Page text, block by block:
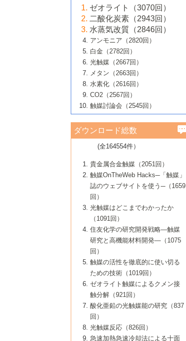
大学：オンライン・対面開催）
6号 メタン転換技術の最新動向
B号 第125回触媒討論会（2020年・工学
院大学）
5号 固体触媒による含窒素有機化合物変
換の最前線
6号 貴金属使用量低減に向けた自動車排
ガス浄化触媒の開発
B号 第123回触媒討論会（2019年・大阪
B号 第121回触媒討論会（2018年・東京
大学）
5号 水素のふるまいを解き明かす最先端
研究
6号 低級アルカンの有効利用のための触
媒技術
B号 第119回触媒討論会（2017年・首都
大学東京）
媒技術
3号 触媒研究の最先端～とびたて若き研究
者たち～（1）
4号 触媒研究の最先端～とびたて若き研究
者たち～（2）
5号 触媒研究の最先端～とびたて若き研究
者たち～（3）
6号 イオニクス材料と燃料電池・電解合成
の最新の研究動向
B号 第117回触媒討論会（2016年・大阪府
立大学）
2号 石油精製用触媒の最近の進展
3号 固体酸化物形燃料電池（SOFC）におけ
るアノード触媒上での燃料直接改質技術
4号 コアシェル構造の制御による触媒機能
5号 工業触媒およびその周辺技術の最近の
進歩
6号 ナノシート
B号 第115回触媒討論会（2015年・成蹊大
2号 光触媒反応機構に関する最新の研究動
向
開発動向
4号 人工光合成に向けた近年のアプローチ
5号 未利用熱エネルギーの有効活用に貢献
する触媒技術
6号 ポリオキソメタレート
B号 第113回触媒討論会（2014年・ロワジ
ールホテル豊橋）
1号 高耐久性燃料電池システム用触媒にお
ける新展開
2号 リビングラジカル重合の最近の動向
3号 天然ガスの化学工業的展開に関する触
媒技術
4号 貴金属触媒の精密構造制御とその活用
5号 バイオマス化成品製造のための固体触
6号 ナノ空間─吸着状態解析から新機能開拓
B号 第111回触媒討論会（2013年・関西大
▼54巻（2012年）
1号 規則性多孔体の利用技術における最近
の進歩
2号 第109回触媒討論会
3号 貴金属低減技術の最新動向
4号 貴金属代替技術の最新動向
5号 光触媒による物質変換反応の新展開
6号 グラフェン
7号 水素を利用する化成品合成の新潮流
▼53巻（2011年）
1号 金属学から見る合金触媒の新展開
2号 第107回触媒討論会
3号 触媒のその場観察法の進歩（１）
4号 触媒のその場観察法の進歩（２）
5号 不活性結合の触媒的活性化による有機
合成
6号 新しい固体酸触媒技術
7号 ゼオライト合成における最近の進歩
▼52巻（2010年）
1号 触媒の劣化対策と長寿命触媒開発
2号 第105回触媒討論会
3号 ナノ構造が拓く新機能
4号 活性サイトおよびその環境の精密な設
計による触媒の高機能化
5号 触媒を有効に使うための技術
7号 有機分子触媒による精密有機合成
8号 高機能化ポリオレフィンに向けた重合
触媒の最近の進展
1号 炭素材料－熱い注目を集める材料－
2号 第103回触媒討論会
3号 環境浄化用光触媒の現状と課題
4号 水素社会の実現に向けた水素製造・貯
蔵技術の進歩
5号 CO2が関わる触媒・材料
7号 持続可能社会実現のための触媒および
触媒関連技術
▼50巻（2008年）
1号 触媒化学と学会のこの10年，半世紀，
そして未来
2号 第101回触媒討論会
4号 錯体を利用したユニークな表面構造の
構築と機能
5号 若手会員による触媒研究の未来展望1：
企業編
6号 第102回触媒討論会
7号 触媒・化学反応における計算化学の進
8号 若手研究者による触媒研究の未来展望
2：大学・研究所編
▼49巻（2007年）
1号 含フッ素化合物の合成と触媒
2号 第99回触媒討論会
3号 実用的ファインケミカル合成プロセス
を実現する触媒
5号 こんな物質，あんな物質―新たな触媒
の可能性―
7号 『結晶の化学』を活かした触媒研究
8号 イオン液体の応用
▼48巻（2006年）
1号 固体酸触媒の最近の進歩
2号 第97回触媒討論会
3号 リビング重合触媒の最近の展開
5号 水素製造・貯蔵のための触媒技術の新
しい展開
6号 第98回触媒討論会
7号 基礎化学品製造の触媒技術
8号 多機能型リアクター
1号 最近の触媒担体とその効果
2号 第95回触媒討論会
4号 水分解用光触媒材料
5号 時間分解分光の進歩と応用
6号 第96回触媒討論会
8号 超臨界流体を用いた化学プロセスの新
▼46巻（2004年）
1号 部分酸化反応触媒の最前線
2号 第93回触媒討論会
3号 特殊エネルギー場の触媒反応
4号 生体内における金属の触媒作用
5号 ファインケミカルズの展開に寄与する
6号 第94回触媒討論会
7号 サブナノレベルでみた新しい表面現象
8号 オレフィン重合触媒の新たな展
▼45巻（2003年）
1号 なぜこの触媒が良いのか？
2号 第91回触媒討論会
3号 最近の自動車排ガス処理技術
4号 触媒研究の現状と将来─第90回触媒討論
5号 基礎化学品製造の触媒技術
6号 第92回触媒討論会
7号 基礎化学品製造の触媒技術
8号 資源の循環と触媒技術
▼44巻（2002年）
1号 高次制御された触媒の化学
2号 第89回触媒討論会
3号 触媒を利用した電気化学の新展開
4号 ナノ材料の調製と機能化
5号 こんな触媒が欲しい
6号 第90回触媒討論会
7号 触媒研究と学術雑誌/情報
8号 若い世代からみた触媒化学の現状と未
▼43巻（2001年）
1号 グリーンケミストリーと触媒
2号 第87回触媒討論会特集号
3号 生体触媒とバイオプロセス
4号 水素製造・利用の触媒化学
5号 触媒研究における新しい切り口：コン
ビナトリアルケミストリー
6号 第88回触媒討論会特集号
7号 企業における触媒研究のブレークスル
8号 この材料を触媒として使ってみません
▼42巻（2000年）
1号 触媒反応工学の明日を拓く
2号 第85回触媒討論会
3号 反応ダイナミクス
5号 触媒のおもしろさをどのように伝える
6号 第86回触媒討論会
7号 水素化精製触媒の新しい展開
8号 新しい反応性と機能性を目指した金属
クラスタ-化学
▼41巻（1999年）
1号 孔、穴、あな?-特異な空間とその利用-
2号 第83回触媒討論会
3号 均一系触媒反応最前線
4号 実用炭素材料の新展開
5号 研究の方法論を考える
7号 機能性金属材料と触媒
8号 触媒研究へのNMRの応用と展望
▼40巻（1998年）
進展と21世紀への提言/創立40周年記念・触
媒学会この10年の歩みとこれから/創立40周
2号 第81回触媒討論会
3号 計算機触媒化学へのさそい
4号 触媒劣化の制御と予測
5号 最新の実用プロセスと触媒
6号 第82回触媒討論会
1号 均一系と不均一系触媒反応-その特徴と
接点
2号 第79回触媒討論会
3号 最新NO除去触媒の実用化研究
4号 新しい反応場を目指した触媒調製
5号 反応・分離技術の新しい展開
6号 第80回触媒討論会
▼38巻（1996年）
1号 触媒の構造と触媒作用/C1化学を中心と
する21世紀への触媒
3号 オリンピックメダル:金・銀・銅はどん
な触媒作用を示すか
4号 触媒作用における機能の複合化
▼37巻（1995年）
1号 ファインケミカルズと固体触媒
2号 第75回触媒討論会
3号 希土類を利用した触媒
4号 触媒とリサイクル
5号 エネルギー変換触媒
▼36巻（1994年）
1号 電気化学と触媒
2号 第73回触媒討論会
3号 C4化学の展開
4号 《通常号》
▼35巻（1993年）
1号 工業触媒開発マニュアル―探索から工
業化まで
2号 第71回触媒討論会
▼34巻（1992年）
1号 インパクトを与えたこの研究
2号 第69回触媒討論会
▼33巻（1991年）
1号 触媒プロセス開発マニュアル―探索か
▼32巻（1990年）
ゼオライト（3070回）
二酸化炭素（2943回）
水蒸気改質（2846回）
アンモニア（2820回）
白金（2782回）
光触媒（2667回）
メタン（2663回）
水素化（2616回）
CO2（2567回）
触媒討論会（2545回）
ダウンロード総数
(全164554件）
貴金属合金触媒（2051回）
触媒OnTheWeb Hacks─「触媒」
誌のウェブサイトを使う─（1659
回）
光触媒はどこまでわかったか
（1091回）
住友化学の研究開発戦略―触媒
研究と高機能材料開発―（1075
回）
触媒の活性を徹底的に使い切る
ための技術（1019回）
ゼオライト触媒によるクメン接
触分解（921回）
酸化亜鉛の光触媒能の研究（837
回）
光触媒反応（826回）
急速加熱急速冷却法による十面